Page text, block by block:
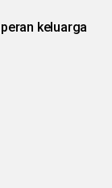
keluarga